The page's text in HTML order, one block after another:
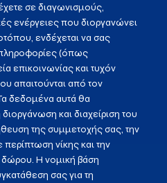
σε διαγωνισμούς,
ενέργειες που διοργανώνει
ενδέχεται να σας
(όπως
επικοινωνίας και τυχόν
απαιτούνται από τον
δεδομένα αυτά θα
και διαχείριση του
της συμμετοχής σας, την
νίκης και την
Η νομική βάση
σας για τη